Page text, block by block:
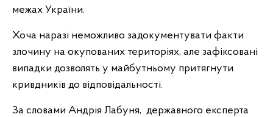
межах України.
Хоча наразі неможливо задокументувати факти
злочину на окупованих територіях, але зафіксовані
випадки дозволять у майбутньому притягнути
кривдників до відповідальності.
За словами Андрія Лабуня, державного експерта